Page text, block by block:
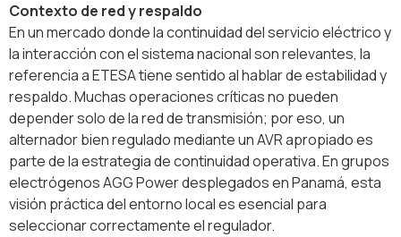
Contexto de red y respaldo
En un mercado donde la continuidad del servicio eléctrico y
la interacción con el sistema nacional son relevantes, la
referencia a ETESA tiene sentido al hablar de estabilidad y
respaldo. Muchas operaciones críticas no pueden
depender solo de la red de transmisión; por eso, un
alternador bien regulado mediante un AVR apropiado es
parte de la estrategia de continuidad operativa. En grupos
electrógenos AGG Power desplegados en Panamá, esta
visión práctica del entorno local es esencial para
seleccionar correctamente el regulador.